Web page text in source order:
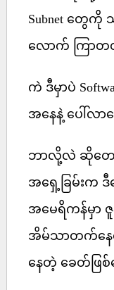
Subnet တွေကို
လောက် ကြာတ
ကဲ ဒီမှာပဲ
အနေနဲ့ ပေါ်လာ
ဘာလို့လဲ ဆိုတော့
အရှေ့ခြမ်းက
အမေရိကန်မှာ
အိမ်သာတက်နေရ
နေတဲ့ ခေတ်ဖြစ်